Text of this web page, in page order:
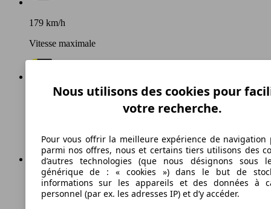
179 km/h
Vitesse maximale
Autres
134 g/km
Émissions de CO2 (combinées)*
Nous utilisons des cookies pour
votre recherche.
Pour vous offrir la meilleure expérience de navigation
parmi nos offres, nous et certains tiers utilisons des
d’autres technologies (que nous désignons sous
générique de : « cookies ») dans le but de
informations sur les appareils et des données à
personnel (par ex. les adresses IP) et d’y accéder.